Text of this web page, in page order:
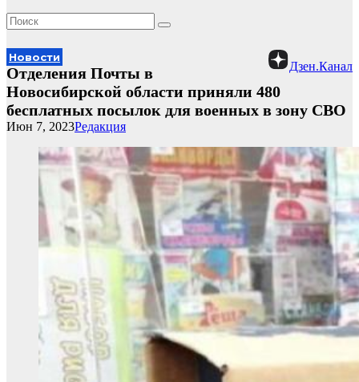
Новости
Дзен.Канал
Отделения Почты в
Новосибирской области приняли 480
бесплатных посылок для военных в зону СВО
Редакция
Июн 7, 2023